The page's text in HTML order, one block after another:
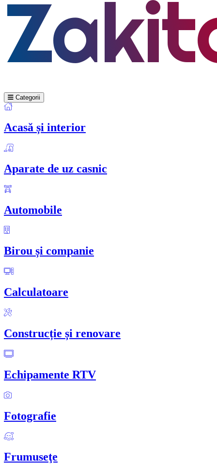
Categorii
Acasă și interior
Aparate de uz casnic
Automobile
Birou și companie
Calculatoare
Construcție și renovare
Echipamente RTV
Fotografie
Frumuseţe